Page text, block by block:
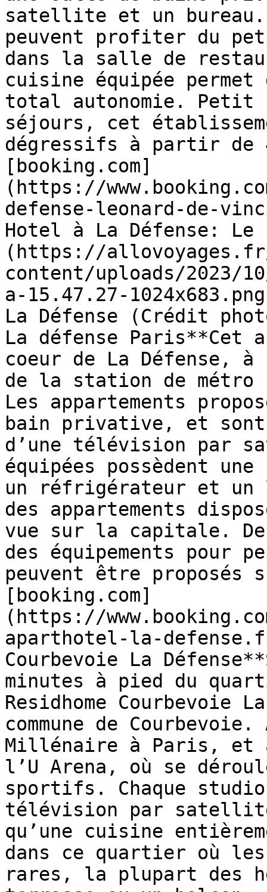
satellite et un
peuvent profiter du
dans la salle de
cuisine équipée
total autonomie. Petit
séjours, cet
dégressifs à partir de
[booking.com]
(https://
defense-leonard-de-
Hotel à La Défense:
(https://
content/uploads/2023/
a-15.47.27-
La Défense (Crédit
La défense Paris**Cet
coeur de La Défense,
de la station de métro
Les appartements
bain privative, et sont
d’une télévision par
équipées possèdent
un réfrigérateur et un
des appartements
vue sur la capitale.
des équipements pour
peuvent être proposés
[booking.com]
(https://
aparthotel-la-
Courbevoie La
minutes à pied du
Residhome Courbevoie
commune de
Millénaire à Paris, et
l’U Arena, où se
sportifs. Chaque
télévision par
qu’une cuisine
dans ce quartier où
rares, la plupart des